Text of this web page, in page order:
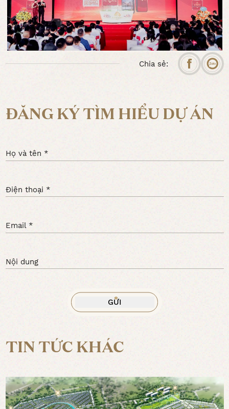
Chia sẻ:
ĐĂNG KÝ TÌM HIỂU DỰ ÁN
Họ và tên *
Điện thoại *
Email *
Nội dung
TIN TỨC KHÁC